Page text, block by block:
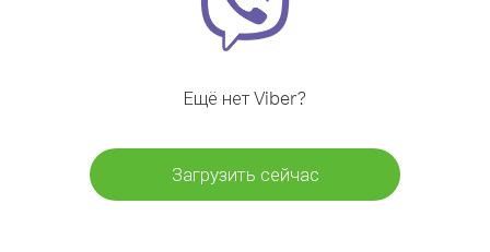
Ещё нет Viber?
Загрузить сейчас